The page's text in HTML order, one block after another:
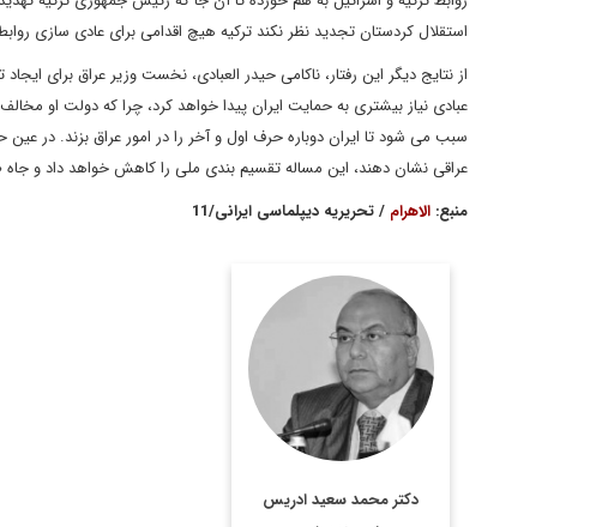
استقلال کردستان تجدید نظر نکند ترکیه هیچ اقدامی برای عادی سازی
از نتایج دیگر این رفتار، ناکامی حیدر العبادی، نخست وزیر عراق برای
عبادی نیاز بیشتری به حمایت ایران پیدا خواهد کرد، چرا که دولت او
سبب می شود تا ایران دوباره حرف اول و آخر را در امور عراق بزند.
عراقی نشان دهند، این مساله تقسیم بندی ملی را کاهش خواهد داد و جاه
منبع: الاهرام / تحریریه دیپلماسی ایرانی/11
دکتر محمد سعید ادریس
دكتر محمد سعيد ادريس،
رئيس مركز مطالعات عربي
و منطقه‌اي در مركز
مطالعات سياسي و
استرات‍ژيك الاهرام و عضو
عربي و از نويسندگان